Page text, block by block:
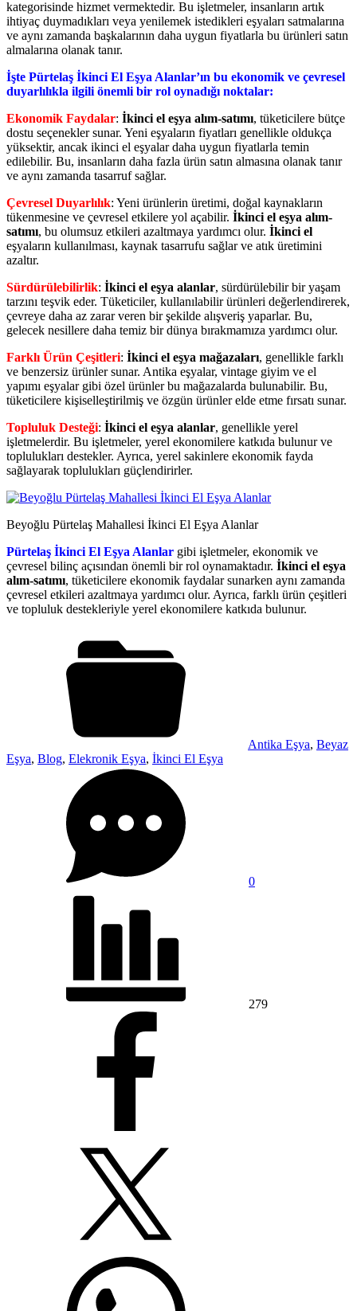
kategorisinde hizmet vermektedir. Bu işletmeler, insanların artık
ihtiyaç duymadıkları veya yenilemek istedikleri eşyaları satmalarına
ve aynı zamanda başkalarının daha uygun fiyatlarla bu ürünleri satın
almalarına olanak tanır.
İşte Pürtelaş İkinci El Eşya Alanlar’ın bu ekonomik ve çevresel
duyarlılıkla ilgili önemli bir rol oynadığı noktalar:
Ekonomik Faydalar: İkinci el eşya alım-satımı, tüketicilere bütçe
dostu seçenekler sunar. Yeni eşyaların fiyatları genellikle oldukça
yüksektir, ancak ikinci el eşyalar daha uygun fiyatlarla temin
edilebilir. Bu, insanların daha fazla ürün satın almasına olanak tanır
ve aynı zamanda tasarruf sağlar.
Çevresel Duyarlılık: Yeni ürünlerin üretimi, doğal kaynakların
tükenmesine ve çevresel etkilere yol açabilir. İkinci el eşya alım-
satımı, bu olumsuz etkileri azaltmaya yardımcı olur. İkinci el
eşyaların kullanılması, kaynak tasarrufu sağlar ve atık üretimini
azaltır.
Sürdürülebilirlik: İkinci el eşya alanlar, sürdürülebilir bir yaşam
tarzını teşvik eder. Tüketiciler, kullanılabilir ürünleri değerlendirerek,
çevreye daha az zarar veren bir şekilde alışveriş yaparlar. Bu,
gelecek nesillere daha temiz bir dünya bırakmamıza yardımcı olur.
Farklı Ürün Çeşitleri: İkinci el eşya mağazaları, genellikle farklı
ve benzersiz ürünler sunar. Antika eşyalar, vintage giyim ve el
yapımı eşyalar gibi özel ürünler bu mağazalarda bulunabilir. Bu,
tüketicilere kişiselleştirilmiş ve özgün ürünler elde etme fırsatı sunar.
Topluluk Desteği: İkinci el eşya alanlar, genellikle yerel
işletmelerdir. Bu işletmeler, yerel ekonomilere katkıda bulunur ve
toplulukları destekler. Ayrıca, yerel sakinlere ekonomik fayda
sağlayarak toplulukları güçlendirirler.
Beyoğlu Pürtelaş Mahallesi İkinci El Eşya Alanlar
Pürtelaş İkinci El Eşya Alanlar gibi işletmeler, ekonomik ve
çevresel bilinç açısından önemli bir rol oynamaktadır. İkinci el eşya
alım-satımı, tüketicilere ekonomik faydalar sunarken aynı zamanda
çevresel etkileri azaltmaya yardımcı olur. Ayrıca, farklı ürün çeşitleri
ve topluluk destekleriyle yerel ekonomilere katkıda bulunur.
Antika Eşya, Beyaz
Eşya, Blog, Elekronik Eşya, İkinci El Eşya
0
279